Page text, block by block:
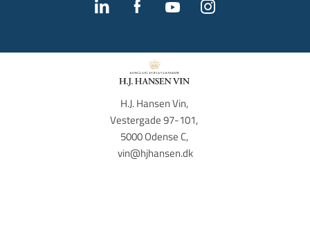
H.J. Hansen Vin,
Vestergade 97-101,
5000 Odense C,
vin@hjhansen.dk